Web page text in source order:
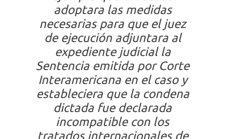
adoptara las medidas
necesarias para que el juez
de ejecución adjuntara al
expediente judicial la
Sentencia emitida por Corte
Interamericana en el caso y
estableciera que la condena
dictada fue declarada
incompatible con los
tratados internacionales de